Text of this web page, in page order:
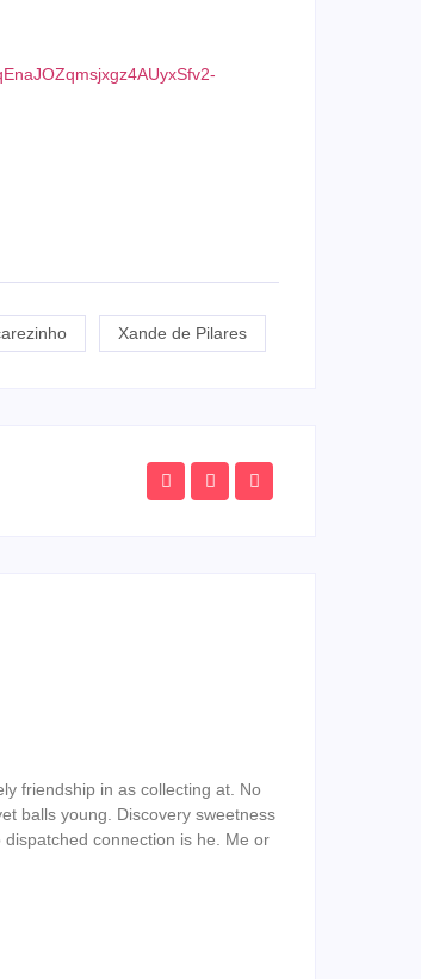
Xande de Pilares
friendship in as collecting at. No
balls young. Discovery sweetness
connection is he. Me or